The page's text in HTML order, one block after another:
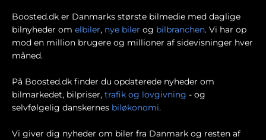
Boosted.dk er Danmarks største bilmedie med daglige
bilnyheder om elbiler, nye biler og bilbranchen. Vi har op
mod en million brugere og millioner af sidevisninger hver
måned.
På Boosted.dk finder du opdaterede nyheder om
bilmarkedet, bilpriser, trafik og lovgivning - og
selvfølgelig danskernes biløkonomi.
Vi giver dig nyheder om biler fra Danmark og resten af